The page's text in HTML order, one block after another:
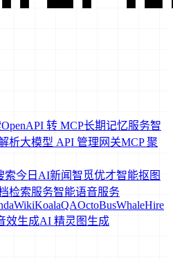
OpenAPI 转 MCP长期记忆服务智
析大模型 API 管理网关MCP 聚
索今日AI新闻智觅优才智能抠图
检索服务智能语音服务
KoalaQAOctoBusWhaleHire
效生成AI 精灵图生成